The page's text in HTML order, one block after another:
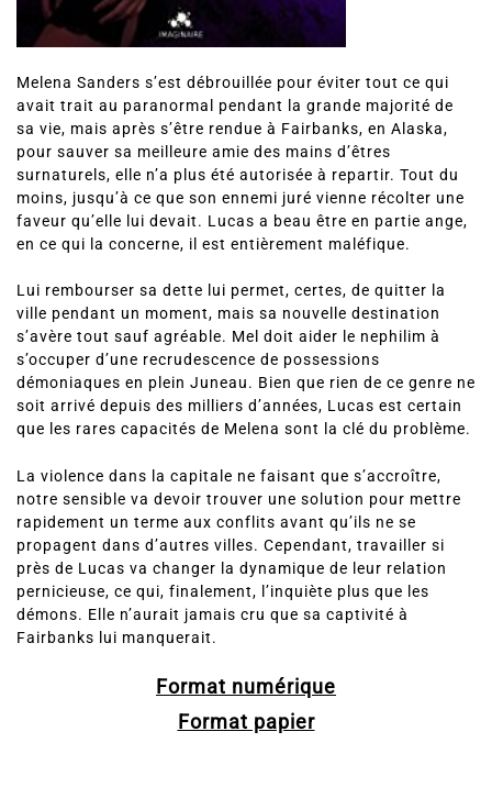
Melena Sanders s’est débrouillée pour éviter tout ce qui
avait trait au paranormal pendant la grande majorité de
sa vie, mais après s’être rendue à Fairbanks, en Alaska,
pour sauver sa meilleure amie des mains d’êtres
surnaturels, elle n’a plus été autorisée à repartir. Tout du
moins, jusqu’à ce que son ennemi juré vienne récolter une
faveur qu’elle lui devait. Lucas a beau être en partie ange,
Lui rembourser sa dette lui permet, certes, de quitter la
ville pendant un moment, mais sa nouvelle destination
s’avère tout sauf agréable. Mel doit aider le nephilim à
s’occuper d’une recrudescence de possessions
démoniaques en plein Juneau. Bien que rien de ce genre ne
soit arrivé depuis des milliers d’années, Lucas est certain
La violence dans la capitale ne faisant que s’accroître,
notre sensible va devoir trouver une solution pour mettre
rapidement un terme aux conflits avant qu’ils ne se
propagent dans d’autres villes. Cependant, travailler si
près de Lucas va changer la dynamique de leur relation
pernicieuse, ce qui, finalement, l’inquiète plus que les
démons. Elle n’aurait jamais cru que sa captivité à
Format numérique